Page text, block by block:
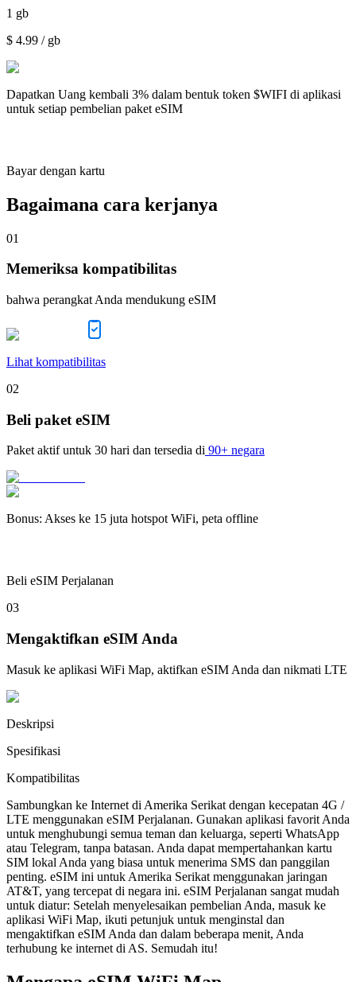
1 gb
$ 4.99 / gb
Dapatkan Uang kembali 3% dalam bentuk token $WIFI di aplikasi
untuk setiap pembelian paket eSIM
Bayar dengan kartu
Bagaimana cara kerjanya
01
Memeriksa kompatibilitas
bahwa perangkat Anda mendukung eSIM
Lihat kompatibilitas
02
Beli paket eSIM
Paket aktif untuk 30 hari dan tersedia di 90+ negara
Bonus: Akses ke 15 juta hotspot WiFi, peta offline
Beli eSIM Perjalanan
03
Mengaktifkan eSIM Anda
Masuk ke aplikasi WiFi Map, aktifkan eSIM Anda dan nikmati LTE
Deskripsi
Spesifikasi
Kompatibilitas
Sambungkan ke Internet di Amerika Serikat dengan kecepatan 4G /
LTE menggunakan eSIM Perjalanan. Gunakan aplikasi favorit Anda
untuk menghubungi semua teman dan keluarga, seperti WhatsApp
atau Telegram, tanpa batasan. Anda dapat mempertahankan kartu
SIM lokal Anda yang biasa untuk menerima SMS dan panggilan
penting. eSIM ini untuk Amerika Serikat menggunakan jaringan
AT&T, yang tercepat di negara ini. eSIM Perjalanan sangat mudah
untuk diatur: Setelah menyelesaikan pembelian Anda, masuk ke
aplikasi WiFi Map, ikuti petunjuk untuk menginstal dan
mengaktifkan eSIM Anda dan dalam beberapa menit, Anda
terhubung ke internet di AS. Semudah itu!